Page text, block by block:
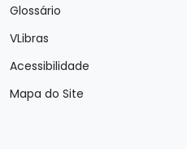
Glossário
VLibras
Acessibilidade
Mapa do Site